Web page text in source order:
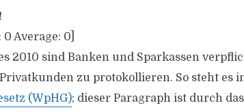
0 Average: 0
2010 sind Banken und Sparkassen
zu protokollieren. So steht es
(WpHG); dieser Paragraph ist durch das